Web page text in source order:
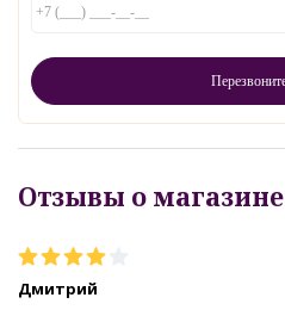
Отзывы о магазине
Дмитрий